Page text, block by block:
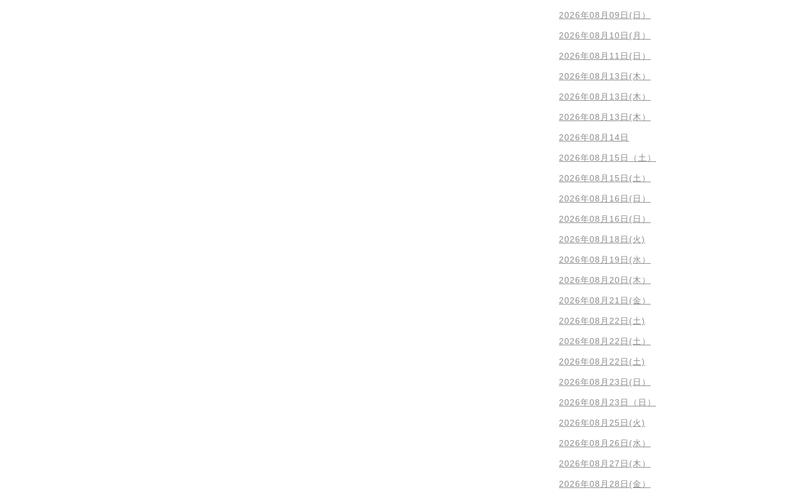
2026年08月09日(日）
2026年08月10日(月）
2026年08月11日(日）
2026年08月13日(木）
2026年08月13日(木）
2026年08月13日(木）
2026年08月14日
2026年08月15日（土）
2026年08月15日(土）
2026年08月16日(日）
2026年08月16日(日）
2026年08月18日(火)
2026年08月19日(水）
2026年08月20日(木）
2026年08月21日(金）
2026年08月22日(土)
2026年08月22日(土）
2026年08月22日(土)
2026年08月23日(日）
2026年08月23日（日）
2026年08月25日(火)
2026年08月26日(水）
2026年08月27日(木）
2026年08月28日(金）